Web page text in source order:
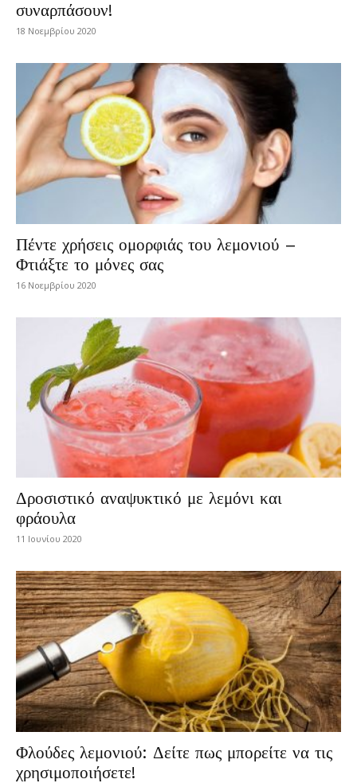
συναρπάσουν!
18 Νοεμβρίου 2020
Πέντε χρήσεις ομορφιάς του λεμονιού –
Φτιάξτε το μόνες σας
16 Νοεμβρίου 2020
Δροσιστικό αναψυκτικό με λεμόνι και
φράουλα
11 Ιουνίου 2020
Φλούδες λεμονιού: Δείτε πως μπορείτε να τις
χρησιμοποιήσετε!